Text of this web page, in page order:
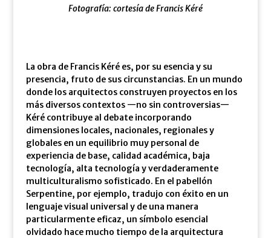
Fotografía: cortesía de Francis Kéré
La obra de Francis Kéré es, por su esencia y su
presencia, fruto de sus circunstancias. En un mundo
donde los arquitectos construyen proyectos en los
más diversos contextos —no sin controversias—
Kéré contribuye al debate incorporando
dimensiones locales, nacionales, regionales y
globales en un equilibrio muy personal de
experiencia de base, calidad académica, baja
tecnología, alta tecnología y verdaderamente
multiculturalismo sofisticado. En el pabellón
Serpentine, por ejemplo, tradujo con éxito en un
lenguaje visual universal y de una manera
particularmente eficaz, un símbolo esencial
olvidado hace mucho tiempo de la arquitectura